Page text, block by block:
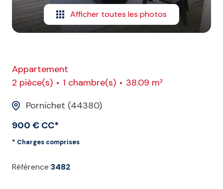
Afficher toutes les photos
Appartement
2 pièce(s)
1 chambre(s)
38.09 m²
Pornichet (44380)
900 € CC*
* Charges comprises
Référence 3482